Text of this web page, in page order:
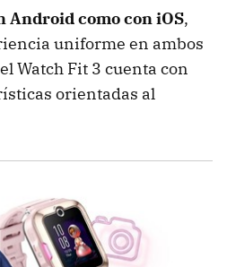
Android como con iOS,
uniforme en ambos
Watch Fit 3 cuenta con
orientadas al